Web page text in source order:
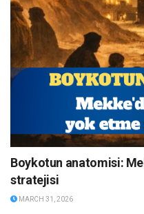
Boykotun anatomisi:
stratejisi
MARCH 31, 2026